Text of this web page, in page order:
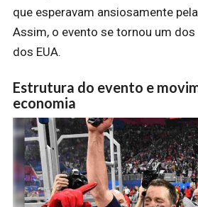
que esperavam ansiosamente
Assim, o evento se tornou um
dos EUA.
Estrutura do evento e
economia